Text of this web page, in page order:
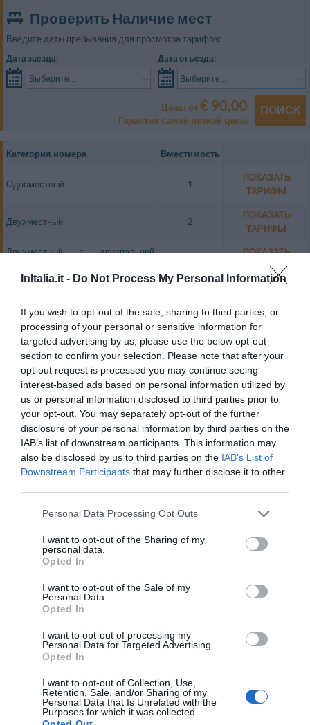
InItalia.it - Do Not Process My Personal Information
If you wish to opt-out of the sale, sharing to third parties, or
processing of your personal or sensitive information for
targeted advertising by us, please use the below opt-out
section to confirm your selection. Please note that after your
opt-out request is processed you may continue seeing
interest-based ads based on personal information utilized by
us or personal information disclosed to third parties prior to
your opt-out. You may separately opt-out of the further
disclosure of your personal information by third parties on the
IAB’s list of downstream participants. This information may
also be disclosed by us to third parties on the IAB’s List of
Downstream Participants that may further disclose it to other
Personal Data Processing Opt Outs
I want to opt-out of the Sharing of my
personal data.
Opted In
I want to opt-out of the Sale of my
Personal Data.
Opted In
I want to opt-out of processing my
Personal Data for Targeted Advertising.
Opted In
I want to opt-out of Collection, Use,
Retention, Sale, and/or Sharing of my
Personal Data that Is Unrelated with the
Purposes for which it was collected.
Проверить Наличие мест
Введите даты пребывания для просмотра тарифов:
Дата заезда:
Выберите...
Дата отъезда:
Выберите...
Цены от€ 90,00
Гарантия самой низкой цены
ПОИСК
Категория номера Вместимость
Одноместный 1
ПОКАЗАТЬ
ТАРИФЫ
Двухместный 2
ПОКАЗАТЬ
ТАРИФЫ
Двухместный с двуспальной
ПОКАЗАТЬ
ТАРИФЫ
armadio, sedia, bagno privato con doccia o vasca, asciugacapelli.
Свободные номера: Одноместный, Двухместный, Двухместный с
двуспальной кроватью.
Услуги, включенные в стоимость
Интернет-уголок
Кондиционер в общих
помещениях
Консьерж
Круглосуточная стойка
регистрации
Маршруты для велосипедных
Многоязычный персонал
Туристическая информация
Хранение багажа
Экспресс-регистрация заезда и
отъезда
Ресторан и бар
L'Hotel Piccolo Pevero è dotato di un comodo e fornito Snack Bar con
panini, snack, piatti freddi e bevande di tutti i tipi.
Il servizio è attivo tutti i giorni ed è aperto anche alla clientela esterna.
Услуги за отдельную плату
Аренда автомобилей
Бар-закусочная
Велоспорт
Виндсерфинг
Лимузин-сервис
Массаж
Плавание с маской и трубкой
Подводные погружения
Прокат велосипедов
Прокат мотоциклов / скутеров
Рыбалка
Трансфер из/до порта
Услуга парковки и подачи
автомобиля
Услуга приема-передачи
факсов
Услуги ксерокопирования
Характеристики отеля
Недавно отреставрирован
Номер для молодоженов
Номера для некурящих